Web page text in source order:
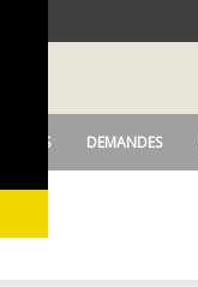
OFFRES DEMANDES